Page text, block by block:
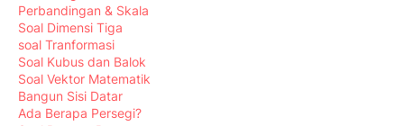
Perbandingan & Skala
Soal Dimensi Tiga
soal Tranformasi
Soal Kubus dan Balok
Soal Vektor Matematik
Bangun Sisi Datar
Ada Berapa Persegi?